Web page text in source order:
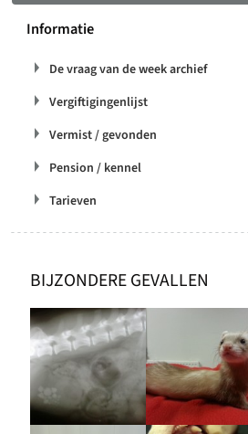
Informatie
De vraag van de week archief
Vergiftigingenlijst
Vermist / gevonden
Pension / kennel
Tarieven
BIJZONDERE GEVALLEN